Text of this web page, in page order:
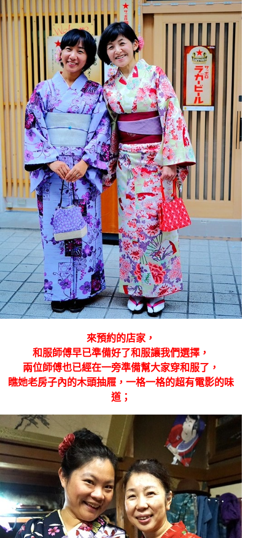
來預約的店家，
和服師傅早已準備好了和服讓我們選擇，
兩位師傅也已經在一旁準備幫大家穿和服了，
瞧她老房子內的木頭抽屜，一格一格的超有電影的味
道；